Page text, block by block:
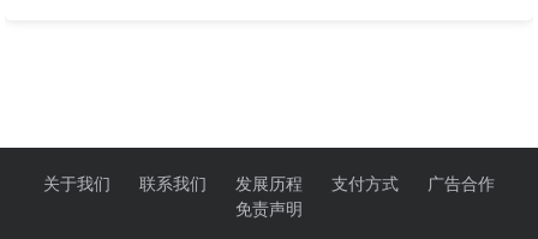
关于我们 联系我们 发展历程 支付方式
广告合作
免责声明